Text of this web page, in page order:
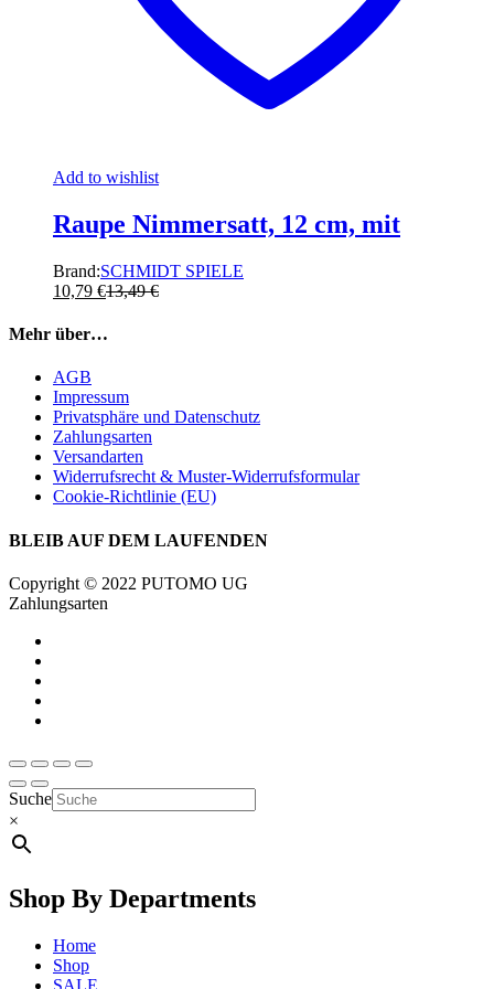
Add to wishlist
Raupe Nimmersatt, 12 cm, mit
Brand:SCHMIDT SPIELE
10,79 €13,49€
Mehr über…
AGB
Impressum
Privatsphäre und Datenschutz
Zahlungsarten
Versandarten
Widerrufsrecht & Muster-Widerrufsformular
Cookie-Richtlinie (EU)
BLEIB AUF DEM LAUFENDEN
Copyright © 2022 PUTOMO UG
Zahlungsarten
Suche
×
Shop By Departments
Home
Shop
SALE